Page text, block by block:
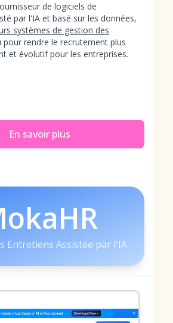
de logiciels de
par l'IA et basé sur les données,
systèmes de gestion des
pour rendre le recrutement plus
et évolutif pour les entreprises.
En savoir plus
Entretiens Assistée par l'IA